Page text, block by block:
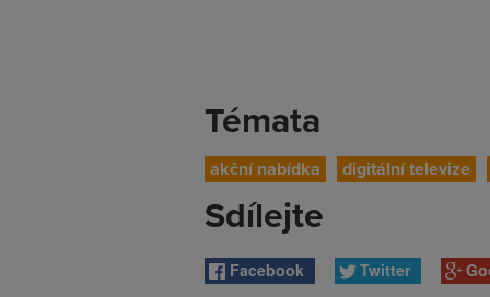
Témata
akční nabídka digitální televize
Sdílejte
Facebook Twitter